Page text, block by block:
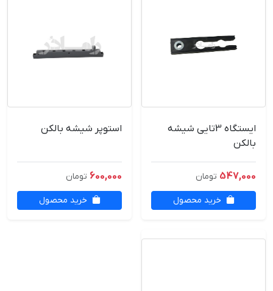
ایستگاه 3تایی شیشه
بالکن
547,000 تومان
خرید محصول
استوپر شیشه بالکن
600,000 تومان
خرید محصول